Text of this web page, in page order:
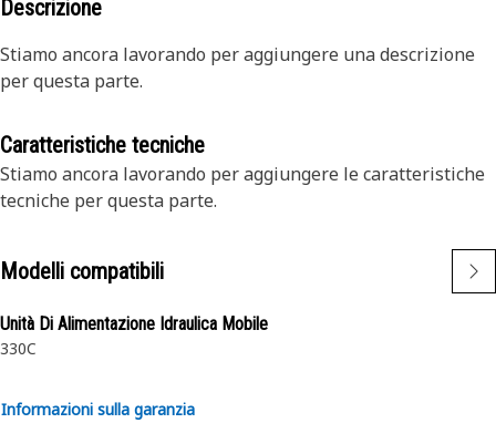
Descrizione
Stiamo ancora lavorando per aggiungere una descrizione
per questa parte.
Caratteristiche tecniche
Stiamo ancora lavorando per aggiungere le caratteristiche
tecniche per questa parte.
Modelli compatibili
Unità Di Alimentazione Idraulica Mobile
330C
Informazioni sulla garanzia